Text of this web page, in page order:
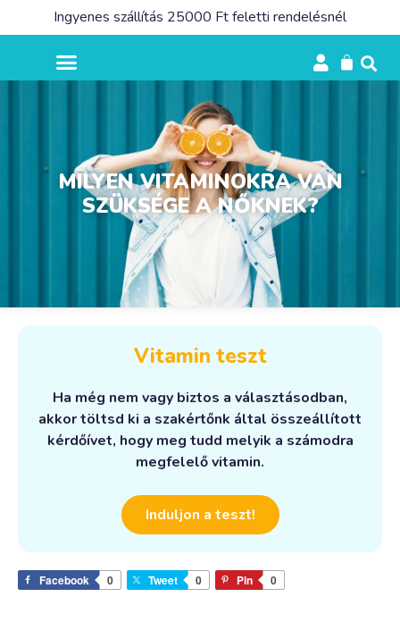
Ingyenes szállítás 25000 Ft feletti rendelésnél
MILYEN VITAMINOKRA VAN
SZÜKSÉGE A NŐKNEK?
Vitamin teszt
Ha még nem vagy biztos a választásodban,
akkor töltsd ki a szakértőnk által összeállított
kérdőívet, hogy meg tudd melyik a számodra
megfelelő vitamin.
Induljon a teszt!
Facebook 0 Tweet 0 Pin 0